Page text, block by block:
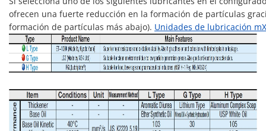
ofrecen una fuerte reducción en la formación de partículas
formación de partículas más abajo). Unidades de lubricación mX